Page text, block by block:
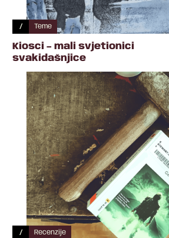
/ Teme
Kiosci – mali svjetionici
svakidašnjice
/ Recenzije